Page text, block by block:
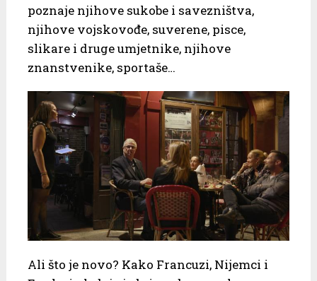
poznaje njihove sukobe i savezništva,
njihove vojskovođe, suverene, pisce,
slikare i druge umjetnike, njihove
znanstvenike, sportaše…
Ali što je novo? Kako Francuzi, Nijemci i